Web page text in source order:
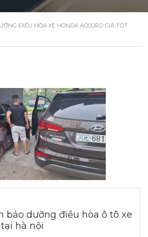
ĐIỀU HÒA XE HONDA ACCORD GIÁ TỐT
bảo dưỡng điều hòa ô tô xe
hà nội